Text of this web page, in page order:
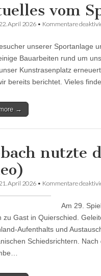
vom
April 2026 • Kommentare
unserer Sportanlage
Bauarbeiten rund um
Kunstrasenplatz
bereits berichtet. Vieles
→
nutzte
April 2026 • Kommentare
Am 29.
zu Gast in Quierschied.
Aufenthalts und
Schiedsrichtern.